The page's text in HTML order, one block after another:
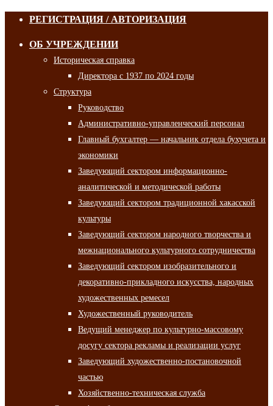
РЕГИСТРАЦИЯ / АВТОРИЗАЦИЯ
ОБ УЧРЕЖДЕНИИ
Историческая справка
Директора с 1937 по 2024 годы
Структура
Руководство
Административно-управленческий персонал
Главный бухгалтер — начальник отдела бухучета и
экономики
Заведующий сектором информационно-
аналитической и методической работы
Заведующий сектором традиционной хакасской
культуры
Заведующий сектором народного творчества и
межнационального культурного сотрудничества
Заведующий сектором изобразительного и
декоративно-прикладного искусства, народных
художественных ремесел
Художественный руководитель
Ведущий менеджер по культурно-массовому
досугу сектора рекламы и реализации услуг
Заведующий художественно-постановочной
частью
Хозяйственно-техническая служба